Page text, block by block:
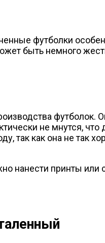
футболки
быть немного
футболок.
не мнутся,
так как она не так
нанести принты или